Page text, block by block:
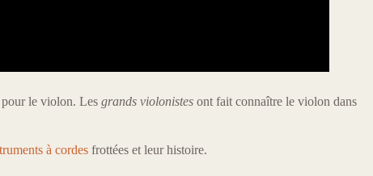
pour le violon. Les grands violonistes ont fait connaître le violon dans
à cordes frottées et leur histoire.